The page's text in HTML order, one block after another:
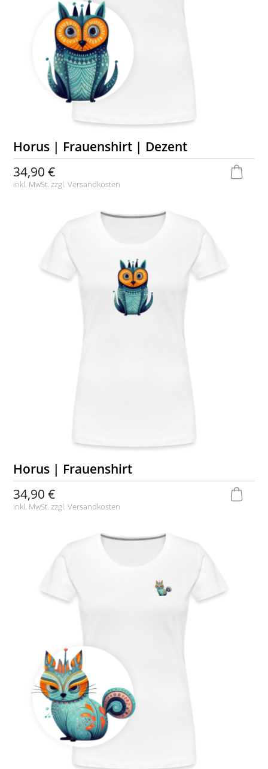
Horus | Frauenshirt | Dezent
34,90 €
inkl. MwSt. zzgl.Versandkosten
Horus | Frauenshirt
34,90 €
inkl. MwSt. zzgl.Versandkosten